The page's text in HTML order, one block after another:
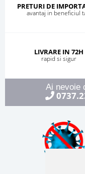
PRETURI DE
avantaj in beneficiul
LIVRARE IN 72H
rapid si sigur
Ai nevoie